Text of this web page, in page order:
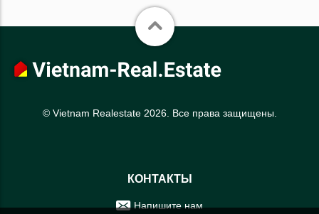
© Vietnam Realestate 2026. Все права защищены.
КОНТАКТЫ
Напишите нам